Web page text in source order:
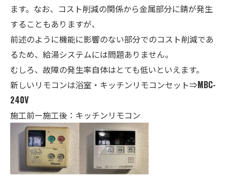
ます。なお、コスト削減の関係から金属部分に錆が発生
することもありますが、
前述のように機能に影響のない部分でのコスト削減であ
るため、給湯システムには問題ありません。
むしろ、故障の発生率自体はとても低いといえます。
新しいリモコンは浴室・キッチンリモコンセット⇒MBC-
240V
施工前ー施工後：キッチンリモコン